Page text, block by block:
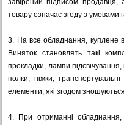
завірений підписом
товару означає згоду з умовами
3. На все обладнання, куплене
Виняток становлять такі
прокладки, лампи
полки, ніжки,
елементи, які згодом
4.
При отриманні обладнання,